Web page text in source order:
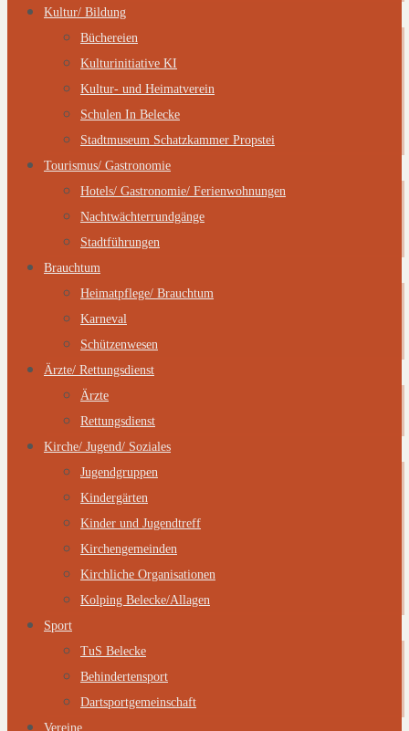
Kultur/ Bildung
Büchereien
Kulturinitiative KI
Kultur- und Heimatverein
Schulen In Belecke
Stadtmuseum Schatzkammer Propstei
Tourismus/ Gastronomie
Hotels/ Gastronomie/ Ferienwohnungen
Nachtwächterrundgänge
Stadtführungen
Brauchtum
Heimatpflege/ Brauchtum
Karneval
Schützenwesen
Ärzte/ Rettungsdienst
Ärzte
Rettungsdienst
Kirche/ Jugend/ Soziales
Jugendgruppen
Kindergärten
Kinder und Jugendtreff
Kirchengemeinden
Kirchliche Organisationen
Kolping Belecke/Allagen
Sport
TuS Belecke
Behindertensport
Dartsportgemeinschaft
Vereine